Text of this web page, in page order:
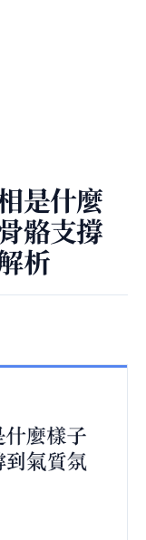
是什麼
骼支撐
析